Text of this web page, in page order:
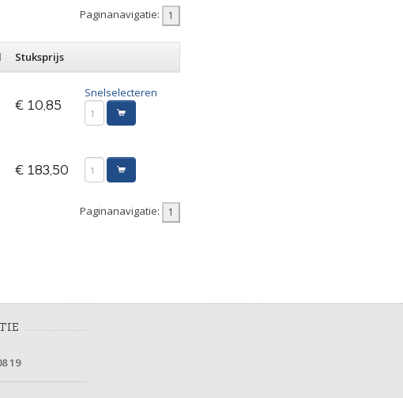
Paginanavigatie:
Stuksprijs
€ 10,85
Snelselecteren
€ 183,50
Paginanavigatie:
19